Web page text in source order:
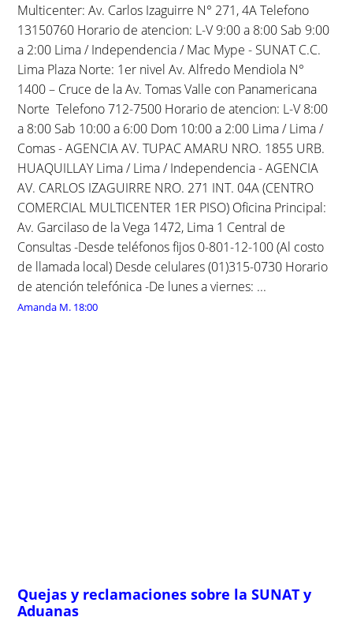
Multicenter: Av. Carlos Izaguirre N° 271, 4A Telefono
13150760 Horario de atencion: L-V 9:00 a 8:00 Sab 9:00
a 2:00 Lima / Independencia / Mac Mype - SUNAT C.C.
Lima Plaza Norte: 1er nivel Av. Alfredo Mendiola N°
1400 – Cruce de la Av. Tomas Valle con Panamericana
Norte Telefono 712-7500 Horario de atencion: L-V 8:00
a 8:00 Sab 10:00 a 6:00 Dom 10:00 a 2:00 Lima / Lima /
Comas - AGENCIA AV. TUPAC AMARU NRO. 1855 URB.
HUAQUILLAY Lima / Lima / Independencia - AGENCIA
AV. CARLOS IZAGUIRRE NRO. 271 INT. 04A (CENTRO
COMERCIAL MULTICENTER 1ER PISO) Oficina Principal:
Av. Garcilaso de la Vega 1472, Lima 1 Central de
Consultas -Desde teléfonos fijos 0-801-12-100 (Al costo
de llamada local) Desde celulares (01)315-0730 Horario
de atención telefónica -De lunes a viernes: ...
Amanda M. 18:00
Quejas y reclamaciones sobre la SUNAT y
Aduanas